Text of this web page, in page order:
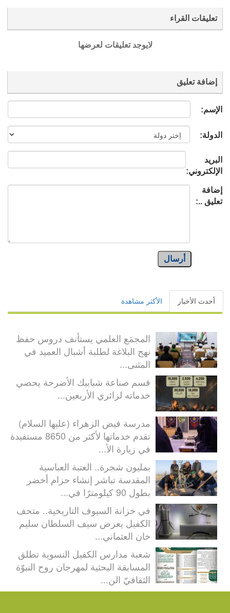
تعليقات القراء
لايوجد تعليقات لعرضها
إضافة تعليق
الإسم:
الدولة:
البريد
الإلكتروني:
إضافة
تعليق ..:
أرسال
أحدث الأخبار الأكثر مشاهدة
المجمَع العلمي يستأنف دروس حفظ
نهج البلاغة لطلبة أشبال العميد في
المثنى...
قسم صناعة شبابيك الأضرحة يحصي
خدماته لزائري الأربعين...
مدرسة فيض الزهراء (عليها السلام)
تقدم خدماتها لأكثر من 8650 مستفيدة
في زيارة الأ...
بمليون شجرة.. العتبة العباسية
المقدسة تباشر إنشاء حزام أخضر
بطول 90 كيلومترًا في...
في خزانة السيوف التاريخية.. متحف
الكفيل يعرض سيف السلطان سليم
خان العثماني...
شعبة مدارس الكفيل النسوية تطلق
المسابقة البحثية لمهرجان روح النبوّة
الثقافيّ الن...